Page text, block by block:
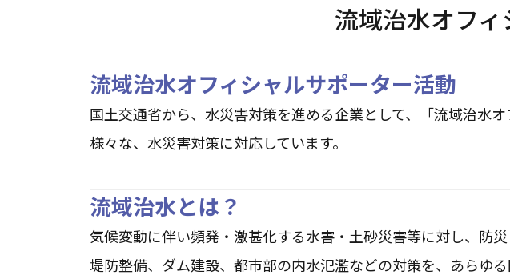
流域治水オフ
流域治水オフィシャルサポーター活動
国土交通省から、水災害対策を進める企業として、「流域治水
様々な、水災害対策に対応しています。
流域治水とは？
気候変動に伴い頻発・激甚化する水害・土砂災害等に対し、防災
堤防整備、ダム建設、都市部の内水氾濫などの対策を、あらゆ